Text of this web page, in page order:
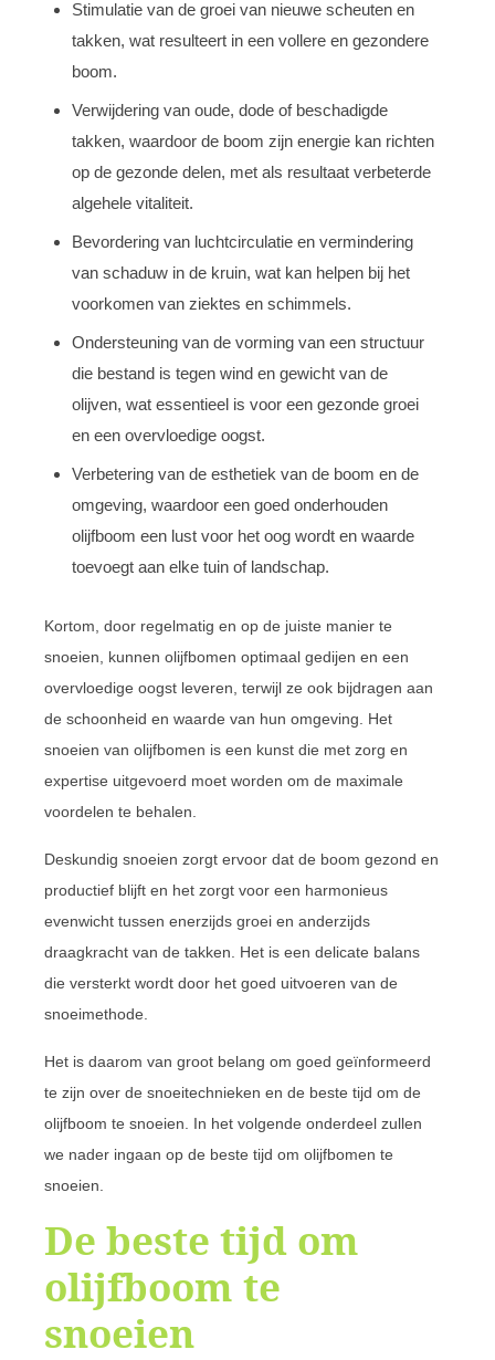
Stimulatie van de groei van nieuwe scheuten en
takken, wat resulteert in een vollere en gezondere
boom.
Verwijdering van oude, dode of beschadigde
takken, waardoor de boom zijn energie kan richten
op de gezonde delen, met als resultaat verbeterde
algehele vitaliteit.
Bevordering van luchtcirculatie en vermindering
van schaduw in de kruin, wat kan helpen bij het
voorkomen van ziektes en schimmels.
Ondersteuning van de vorming van een structuur
die bestand is tegen wind en gewicht van de
olijven, wat essentieel is voor een gezonde groei
en een overvloedige oogst.
Verbetering van de esthetiek van de boom en de
omgeving, waardoor een goed onderhouden
olijfboom een lust voor het oog wordt en waarde
toevoegt aan elke tuin of landschap.
Kortom, door regelmatig en op de juiste manier te
snoeien, kunnen olijfbomen optimaal gedijen en een
overvloedige oogst leveren, terwijl ze ook bijdragen aan
de schoonheid en waarde van hun omgeving. Het
snoeien van olijfbomen is een kunst die met zorg en
expertise uitgevoerd moet worden om de maximale
voordelen te behalen.
Deskundig snoeien zorgt ervoor dat de boom gezond en
productief blijft en het zorgt voor een harmonieus
evenwicht tussen enerzijds groei en anderzijds
draagkracht van de takken. Het is een delicate balans
die versterkt wordt door het goed uitvoeren van de
snoeimethode.
Het is daarom van groot belang om goed geïnformeerd
te zijn over de snoeitechnieken en de beste tijd om de
olijfboom te snoeien. In het volgende onderdeel zullen
we nader ingaan op de beste tijd om olijfbomen te
snoeien.
De beste tijd om
olijfboom te
snoeien